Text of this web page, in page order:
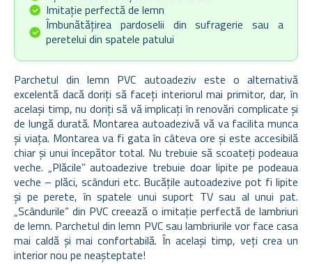
Imitație perfectă de lemn
Îmbunătățirea pardoselii din sufragerie sau a
peretelui din spatele patului
Parchetul din lemn PVC autoadeziv este o alternativă
excelentă dacă doriți să faceți interiorul mai primitor, dar, în
același timp, nu doriți să vă implicați în renovări complicate și
de lungă durată. Montarea autoadezivă vă va facilita munca
și viața. Montarea va fi gata în câteva ore și este accesibilă
chiar și unui începător total. Nu trebuie să scoateți podeaua
veche. „Plăcile” autoadezive trebuie doar lipite pe podeaua
veche – plăci, scânduri etc. Bucățile autoadezive pot fi lipite
și pe perete, în spatele unui suport TV sau al unui pat.
„Scândurile” din PVC creează o imitație perfectă de lambriuri
de lemn. Parchetul din lemn PVC sau lambriurile vor face casa
mai caldă și mai confortabilă. În același timp, veți crea un
interior nou pe neașteptate!